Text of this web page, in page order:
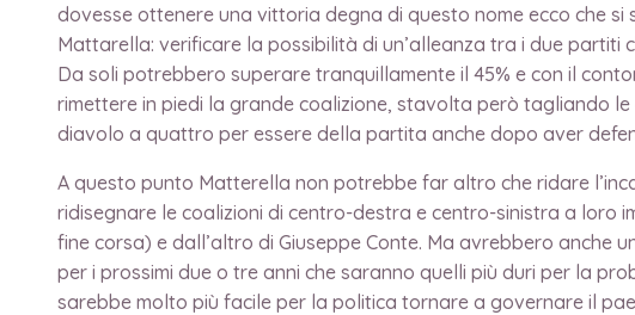
dovesse ottenere una vittoria degna di questo nome ecco che
Mattarella: verificare la possibilità di un’alleanza tra i due partiti
Da soli potrebbero superare tranquillamente il 45% e con il
rimettere in piedi la grande coalizione, stavolta però tagliando
diavolo a quattro per essere della partita anche dopo aver
A questo punto Matterella non potrebbe far altro che ridare
ridisegnare le coalizioni di centro-destra e centro-sinistra a loro
fine corsa) e dall’altro di Giuseppe Conte. Ma avrebbero
per i prossimi due o tre anni che saranno quelli più duri per la
sarebbe molto più facile per la politica tornare a governare il